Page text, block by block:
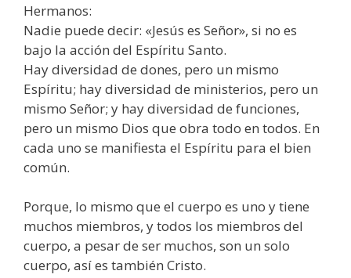
Hermanos:
Nadie puede decir: «Jesús es Señor», si no es
bajo la acción del Espíritu Santo.
Hay diversidad de dones, pero un mismo
Espíritu; hay diversidad de ministerios, pero un
mismo Señor; y hay diversidad de funciones,
pero un mismo Dios que obra todo en todos. En
cada uno se manifiesta el Espíritu para el bien
común.
Porque, lo mismo que el cuerpo es uno y tiene
muchos miembros, y todos los miembros del
cuerpo, a pesar de ser muchos, son un solo
cuerpo, así es también Cristo.